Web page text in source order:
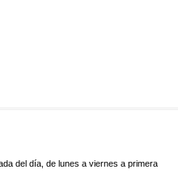
del día, de lunes a viernes a primera